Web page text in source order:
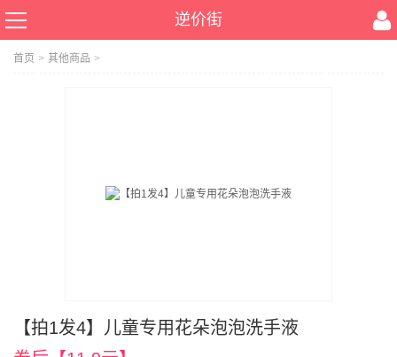
逆价街
首页 > 其他商品 >
【拍1发4】儿童专用花朵泡泡洗手液